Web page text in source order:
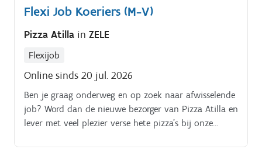
Flexi Job Koeriers (M-V)
Pizza Atilla in ZELE
Flexijob
Online sinds 20 jul. 2026
Ben je graag onderweg en op zoek naar afwisselende
job? Word dan de nieuwe bezorger van Pizza Atilla en
lever met veel plezier verse hete pizza’s bij onze